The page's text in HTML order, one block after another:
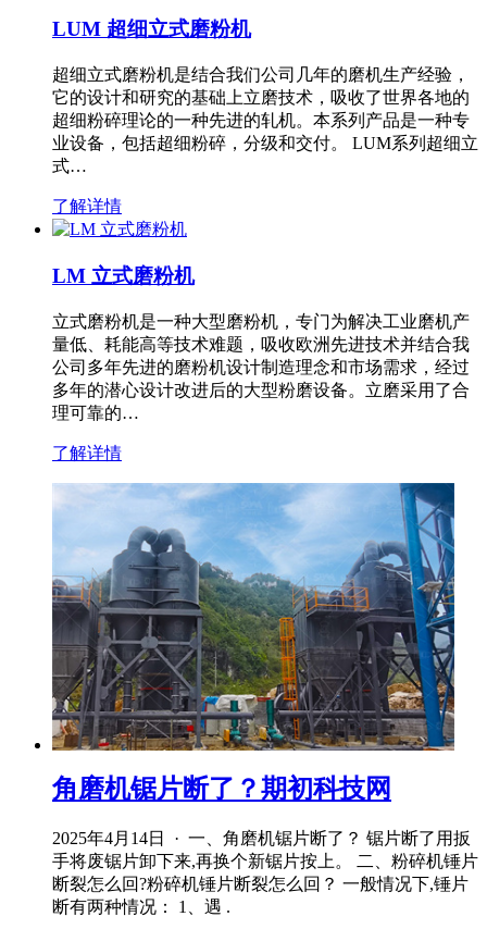
LUM 超细立式磨粉机
超细立式磨粉机是结合我们公司几年的磨机生产经验，
它的设计和研究的基础上立磨技术，吸收了世界各地的
超细粉碎理论的一种先进的轧机。本系列产品是一种专
业设备，包括超细粉碎，分级和交付。 LUM系列超细立
式…
了解详情
LM 立式磨粉机
立式磨粉机是一种大型磨粉机，专门为解决工业磨机产
量低、耗能高等技术难题，吸收欧洲先进技术并结合我
公司多年先进的磨粉机设计制造理念和市场需求，经过
多年的潜心设计改进后的大型粉磨设备。立磨采用了合
理可靠的…
了解详情
角磨机锯片断了？期初科技网
2025年4月14日 · 一、角磨机锯片断了？ 锯片断了用扳
手将废锯片卸下来,再换个新锯片按上。 二、粉碎机锤片
断裂怎么回?粉碎机锤片断裂怎么回？ 一般情况下,锤片
断有两种情况： 1、遇 .